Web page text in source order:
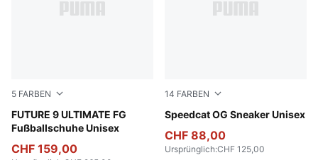
5 FARBEN
FUTURE 9 ULTIMATE FG
Fußballschuhe Unisex
Poison Pink-Sun Stream-Bright Aqua-PUMA White
CHF 159,00
14 FARBEN
Speedcat OG Sneaker Unisex
Haute Coffee-Frosted Ivory
CHF 88,00
Ursprünglich:CHF 125,00